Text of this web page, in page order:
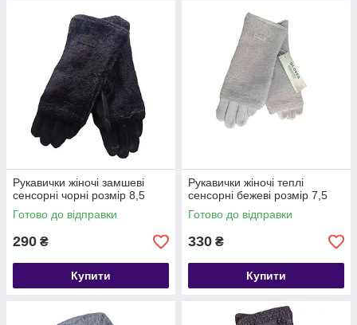
Рукавички жіночі замшеві
сенсорні чорні розмір 8,5
Готово до відправки
290 ₴
Купити
Рукавички жіночі теплі
сенсорні бежеві розмір 7,5
Готово до відправки
330 ₴
Купити